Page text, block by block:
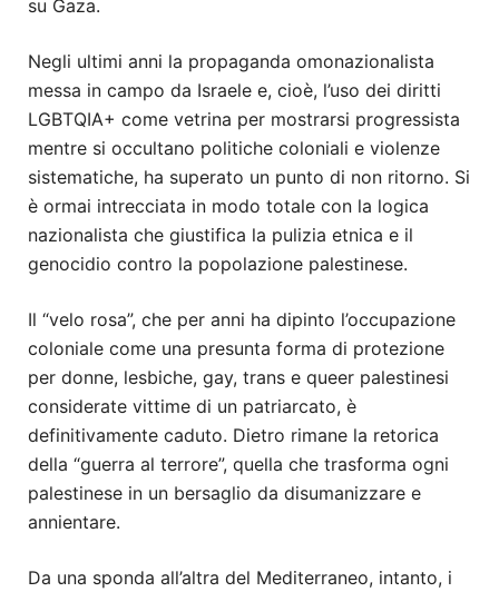
su Gaza.
Negli ultimi anni la propaganda omonazionalista
messa in campo da Israele e, cioè, l’uso dei diritti
LGBTQIA+ come vetrina per mostrarsi progressista
mentre si occultano politiche coloniali e violenze
sistematiche, ha superato un punto di non ritorno. Si
è ormai intrecciata in modo totale con la logica
nazionalista che giustifica la pulizia etnica e il
genocidio contro la popolazione palestinese.
Il “velo rosa”, che per anni ha dipinto l’occupazione
coloniale come una presunta forma di protezione
per donne, lesbiche, gay, trans e queer palestinesi
considerate vittime di un patriarcato, è
definitivamente caduto. Dietro rimane la retorica
della “guerra al terrore”, quella che trasforma ogni
palestinese in un bersaglio da disumanizzare e
annientare.
Da una sponda all’altra del Mediterraneo, intanto, i